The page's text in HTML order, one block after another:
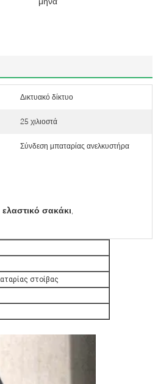
Δικτυακό δίκτυο
25 χιλιοστά
Σύνδεση μπαταρίας ανελκυστήρα
σακάκι,
στοίβας